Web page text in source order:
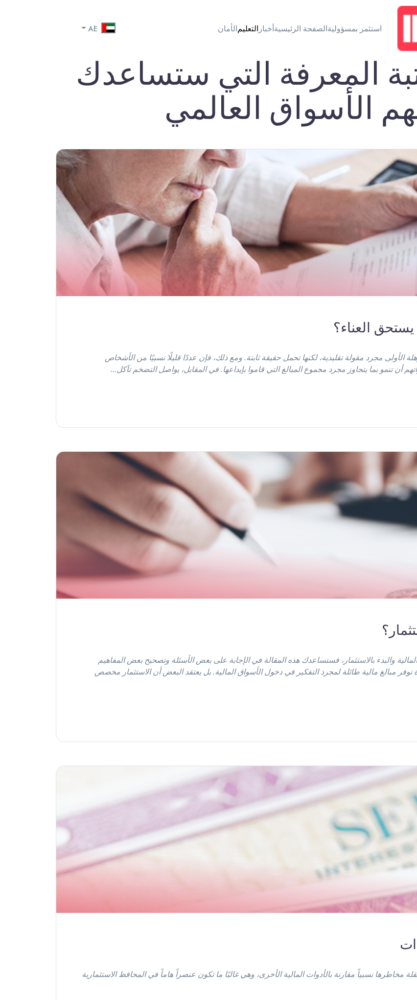
استثمر بمسؤوليةالصفحة الرئيسيةأخبار التعليمالأمان
المعرفة التي ستساعدك
الأسواق العالمي
العناء؟
الأولى مجرد مقولة تقليدية، لكنها تحمل حقيقة ثابتة. ومع ذلك، فإن عددًا قليلًا نسبيًا من الأشخاص
أن تنمو بما يتجاوز مجرد مجموع المبالغ التي قاموا بإيداعها. في المقابل، يواصل التضخم تآكل…
والبدء بالاستثمار، فستساعدك هذه المقالة في الإجابة على بعض الأسئلة وتصحيح بعض المفاهيم
توفر مبالغ مالية طائلة لمجرد التفكير في دخول الأسواق المالية. بل يعتقد البعض أن الاستثمار مخصص
نسبياً مقارنة بالأدوات المالية الأخرى، وهي غالبًا ما تكون عنصراً هاماً في المحافظ الاستثمارية